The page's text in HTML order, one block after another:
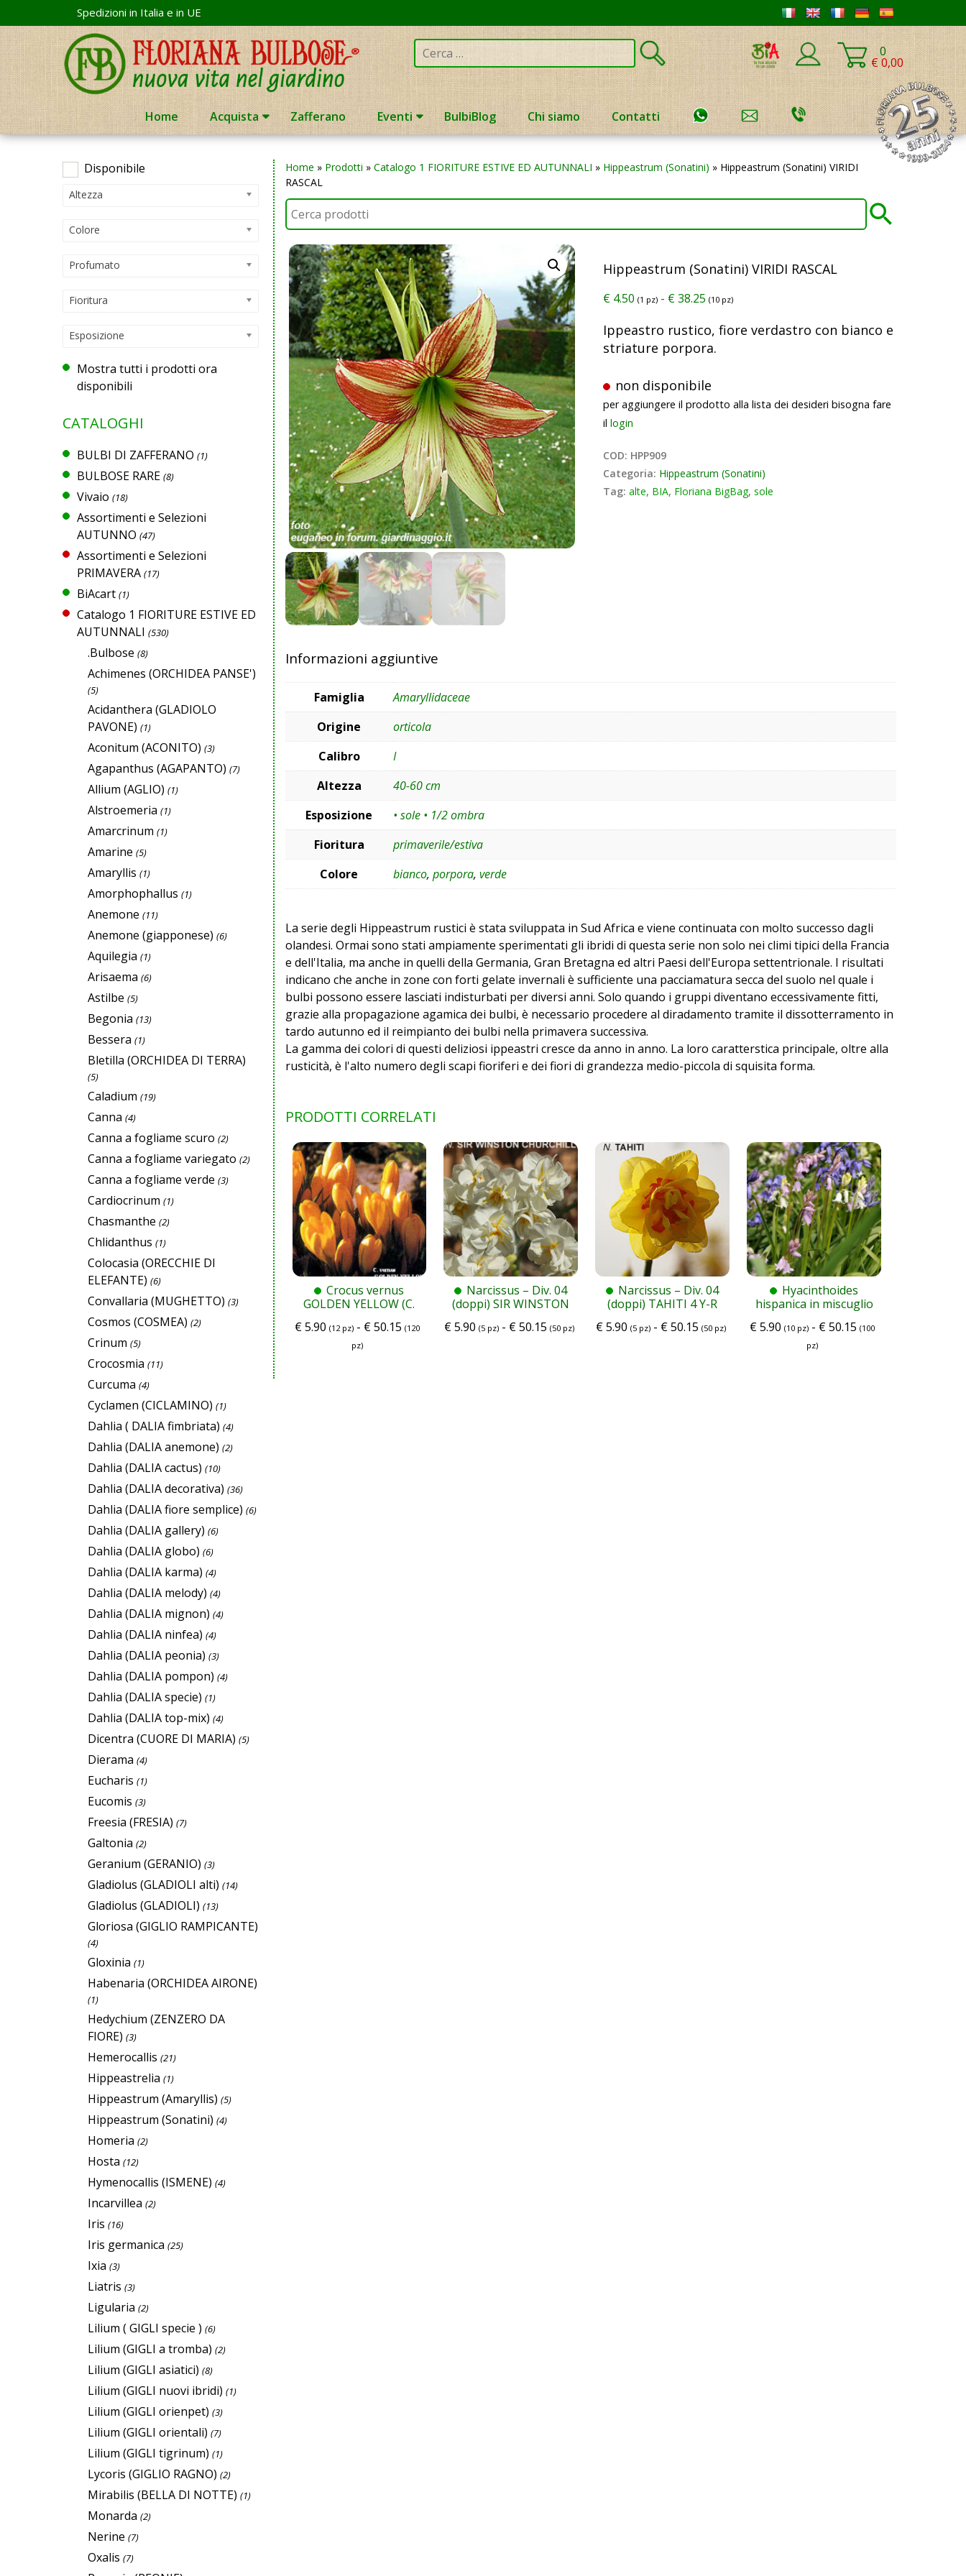
to
content
Spedizioni in Italia e in UE
Cerca: 0
€ 0,00
Home Acquista Zafferano Eventi BulbiBlog Chi siamo Contatti
Home » Prodotti » Catalogo 1 FIORITURE ESTIVE ED AUTUNNALI » Hippeastrum (Sonatini) » Hippeastrum (Sonatini) VIRIDI
RASCAL
Hippeastrum (Sonatini) VIRIDI RASCAL
€4.50 (1 pz)- €38.25 (10 pz)
Ippeastro rustico, fiore verdastro con bianco e
striature porpora.
non disponibile
per aggiungere il prodotto alla lista dei desideri bisogna fare
il login
COD: HPP909
Categoria: Hippeastrum (Sonatini)
Tag: alte, BIA, Floriana BigBag, sole
Informazioni aggiuntive
Famiglia
Amaryllidaceae
Origine
orticola
Calibro
I
Altezza
40-60 cm
Esposizione
• sole • 1/2 ombra
Fioritura
primaverile/estiva
Colore
bianco, porpora, verde
La serie degli Hippeastrum rustici è stata sviluppata in Sud Africa e viene continuata con molto successo dagli
olandesi. Ormai sono stati ampiamente sperimentati gli ibridi di questa serie non solo nei climi tipici della Francia
e dell'Italia, ma anche in quelli della Germania, Gran Bretagna ed altri Paesi dell'Europa settentrionale. I risultati
indicano che anche in zone con forti gelate invernali è sufficiente una pacciamatura secca del suolo nel quale i
bulbi possono essere lasciati indisturbati per diversi anni. Solo quando i gruppi diventano eccessivamente fitti,
grazie alla propagazione agamica dei bulbi, è necessario procedere al diradamento tramite il dissotterramento in
tardo autunno ed il reimpianto dei bulbi nella primavera successiva.
La gamma dei colori di questi deliziosi ippeastri cresce da anno in anno. La loro caratterstica principale, oltre alla
rusticità, è l'alto numero degli scapi fioriferi e dei fiori di grandezza medio-piccola di squisita forma.
PRODOTTI CORRELATI
Crocus vernus
GOLDEN YELLOW (C.
€5.90 (12 pz) - €50.15 (120
pz)
Narcissus – Div. 04
(doppi) SIR WINSTON
€5.90 (5 pz)- €50.15 (50 pz)
Narcissus – Div. 04
(doppi) TAHITI 4 Y-R
€5.90 (5 pz)- €50.15 (50 pz)
Hyacinthoides
hispanica in miscuglio
€5.90 (10 pz) - €50.15 (100
pz)
Disponibile
Altezza
Colore
Profumato
Fioritura
Esposizione
Mostra tutti i prodotti ora
disponibili
CATALOGHI
BULBI DI ZAFFERANO (1)
BULBOSE RARE (8)
Vivaio (18)
Assortimenti e Selezioni
AUTUNNO (47)
Assortimenti e Selezioni
PRIMAVERA (17)
BiAcart (1)
Catalogo 1 FIORITURE ESTIVE ED
AUTUNNALI (530)
.Bulbose (8)
Achimenes (ORCHIDEA PANSE')
(5)
Acidanthera (GLADIOLO
PAVONE) (1)
Aconitum (ACONITO) (3)
Agapanthus (AGAPANTO) (7)
Allium (AGLIO) (1)
Alstroemeria (1)
Amarcrinum (1)
Amarine (5)
Amaryllis (1)
Amorphophallus (1)
Anemone (11)
Anemone (giapponese) (6)
Aquilegia (1)
Arisaema (6)
Astilbe (5)
Begonia (13)
Bessera (1)
Bletilla (ORCHIDEA DI TERRA)
(5)
Caladium (19)
Canna (4)
Canna a fogliame scuro (2)
Canna a fogliame variegato (2)
Canna a fogliame verde (3)
Cardiocrinum (1)
Chasmanthe (2)
Chlidanthus (1)
Colocasia (ORECCHIE DI
ELEFANTE) (6)
Convallaria (MUGHETTO) (3)
Cosmos (COSMEA) (2)
Crinum (5)
Crocosmia (11)
Curcuma (4)
Cyclamen (CICLAMINO) (1)
Dahlia ( DALIA fimbriata) (4)
Dahlia (DALIA anemone) (2)
Dahlia (DALIA cactus) (10)
Dahlia (DALIA decorativa) (36)
Dahlia (DALIA fiore semplice) (6)
Dahlia (DALIA gallery) (6)
Dahlia (DALIA globo) (6)
Dahlia (DALIA karma) (4)
Dahlia (DALIA melody) (4)
Dahlia (DALIA mignon) (4)
Dahlia (DALIA ninfea) (4)
Dahlia (DALIA peonia) (3)
Dahlia (DALIA pompon) (4)
Dahlia (DALIA specie) (1)
Dahlia (DALIA top-mix) (4)
Dicentra (CUORE DI MARIA) (5)
Dierama (4)
Eucharis (1)
Eucomis (3)
Freesia (FRESIA) (7)
Galtonia (2)
Geranium (GERANIO) (3)
Gladiolus (GLADIOLI alti) (14)
Gladiolus (GLADIOLI) (13)
Gloriosa (GIGLIO RAMPICANTE)
(4)
Gloxinia (1)
Habenaria (ORCHIDEA AIRONE)
(1)
Hedychium (ZENZERO DA
FIORE) (3)
Hemerocallis (21)
Hippeastrelia (1)
Hippeastrum (Amaryllis) (5)
Hippeastrum (Sonatini) (4)
Homeria (2)
Hosta (12)
Hymenocallis (ISMENE) (4)
Incarvillea (2)
Iris (16)
Iris germanica (25)
Ixia (3)
Liatris (3)
Ligularia (2)
Lilium ( GIGLI specie ) (6)
Lilium (GIGLI a tromba) (2)
Lilium (GIGLI asiatici) (8)
Lilium (GIGLI nuovi ibridi) (1)
Lilium (GIGLI orienpet) (3)
Lilium (GIGLI orientali) (7)
Lilium (GIGLI tigrinum) (1)
Lycoris (GIGLIO RAGNO) (2)
Mirabilis (BELLA DI NOTTE) (1)
Monarda (2)
Nerine (7)
Oxalis (7)